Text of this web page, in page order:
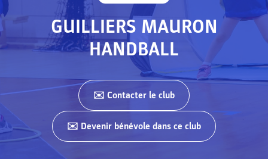
GUILLIERS MAURON
HANDBALL
✉️ Contacter le club
✉️ Devenir bénévole dans ce club